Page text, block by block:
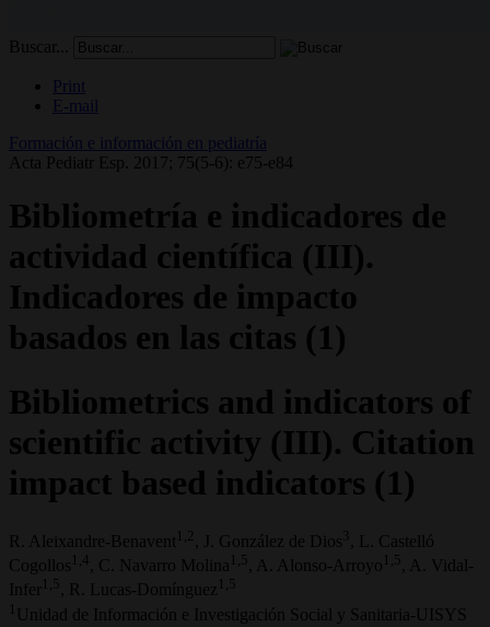
Buscar...
Print
E-mail
Formación e información en pediatría
Acta Pediatr Esp. 2017; 75(5-6): e75-e84
Bibliometría e indicadores de
actividad científica (III).
Indicadores de impacto
basados en las citas (1)
Bibliometrics and indicators of
scientific activity (III). Citation
impact based indicators (1)
R. Aleixandre-Benavent 1,2 , J. González de Dios 3
, L. Castelló
Cogollos 1,4 , C. Navarro Molina 1,5 , A. Alonso-Arroyo 1,5
, A. Vidal-
Infer 1,5 , R. Lucas-Domínguez 1,5
1 Unidad de Información e Investigación Social y Sanitaria-UISYS